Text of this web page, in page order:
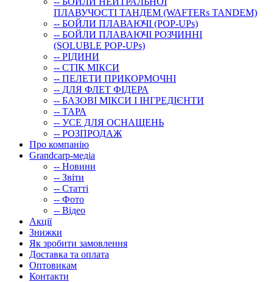
ПЛАВУЧОСТІ ТАНДЕМ (WAFTERs TANDEM)
-- БОЙЛИ ПЛАВАЮЧІ (POP-UPs)
-- БОЙЛИ ПЛАВАЮЧI РОЗЧИННI
(SOLUBLE POP-UPs)
-- РIДИНИ
-- СТIК МIКСИ
-- ПЕЛЕТИ ПРИКОРМОЧНІ
-- ДЛЯ ФЛЕТ ФІДЕРА
-- БАЗОВІ МІКСИ І ІНГРЕДІЄНТИ
-- ТАРА
-- УСЕ ДЛЯ ОСНАЩЕНЬ
-- РОЗПРОДАЖ
Про компанію
Grandcarp-медіа
-- Новини
-- Звіти
-- Статті
-- Фото
-- Відео
Акції
Знижки
Як зробити замовлення
Доставка та оплата
Оптовикам
Контакти